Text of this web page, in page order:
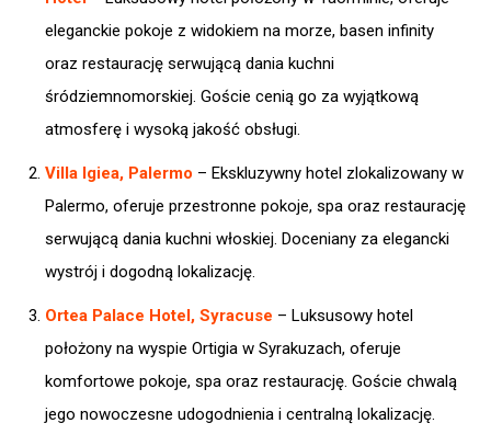
eleganckie pokoje z widokiem na morze, basen infinity
oraz restaurację serwującą dania kuchni
śródziemnomorskiej. Goście cenią go za wyjątkową
atmosferę i wysoką jakość obsługi. ​
Villa Igiea, Palermo – Ekskluzywny hotel zlokalizowany w
Palermo, oferuje przestronne pokoje, spa oraz restaurację
serwującą dania kuchni włoskiej. Doceniany za elegancki
wystrój i dogodną lokalizację. ​
Ortea Palace Hotel, Syracuse – Luksusowy hotel
położony na wyspie Ortigia w Syrakuzach, oferuje
komfortowe pokoje, spa oraz restaurację. Goście chwalą
jego nowoczesne udogodnienia i centralną lokalizację.